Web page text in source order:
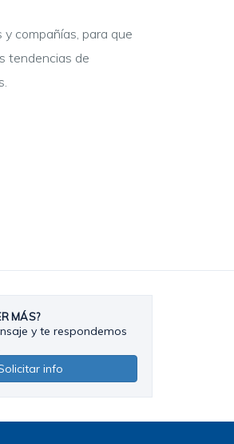
compañías, para que
tendencias de
MÁS?
y te respondemos
info